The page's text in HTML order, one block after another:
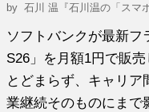
by石川 温『石川温の「スマ
ソフトバンクが最新
S26」を月額1円で販
とどまらず、キャリ
業継続そのものにまで